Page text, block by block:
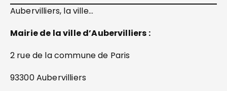
Aubervilliers, la ville…
Mairie de la ville d’Aubervilliers :
2 rue de la commune de Paris
93300 Aubervilliers